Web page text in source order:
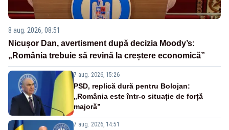
8 aug. 2026, 08:51
Nicușor Dan, avertisment după decizia Moody’s:
„România trebuie să revină la creștere economică”
7 aug. 2026, 15:26
PSD, replică dură pentru Bolojan:
„România este într-o situație de forță
majoră”
7 aug. 2026, 14:51